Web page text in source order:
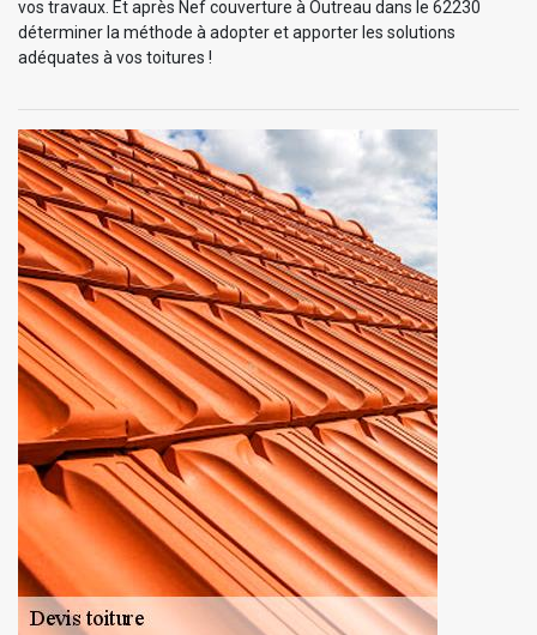
vos travaux. Et après Nef couverture à Outreau dans le 62230
déterminer la méthode à adopter et apporter les solutions
adéquates à vos toitures !